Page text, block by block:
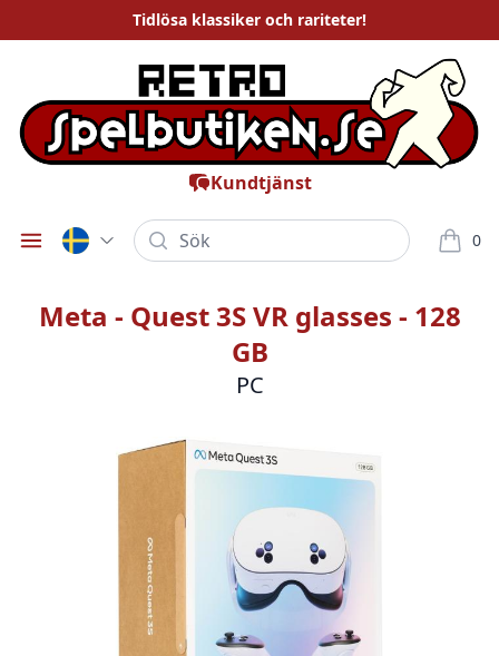
Tidlösa klassiker och rariteter!
Kundtjänst
Öppna meny
Sök 0
varor i
Meta - Quest 3S VR glasses - 128
GB
PC